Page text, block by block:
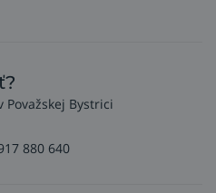
Bystrici
880 640